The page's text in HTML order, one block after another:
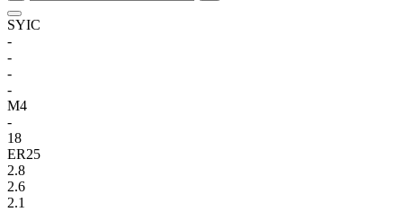
SYIC
-
-
-
-
M4
-
18
ER25
2.8
2.6
2.1